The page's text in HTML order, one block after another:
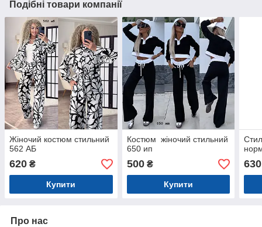
Подібні товари компанії
Жіночий костюм стильний
562 АБ
620 ₴
Купити
Костюм жіночий стильний
650 ип
500₴
Купити
630
Про нас